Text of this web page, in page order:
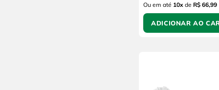
Ou em até 10x de R$ 66,99
ADICIONAR AO